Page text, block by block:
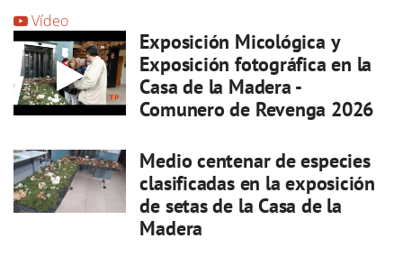
Vídeo
Exposición Micológica y
Exposición fotográfica en la
Casa de la Madera -
Comunero de Revenga 2026
Medio centenar de especies
clasificadas en la exposición
de setas de la Casa de la
Madera